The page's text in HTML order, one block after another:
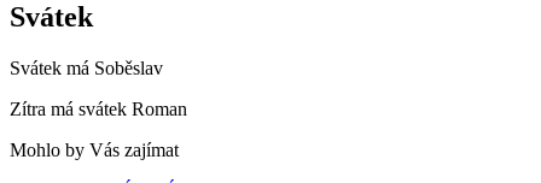
Svátek
Svátek má Soběslav
Zítra má svátek Roman
Mohlo by Vás zajímat